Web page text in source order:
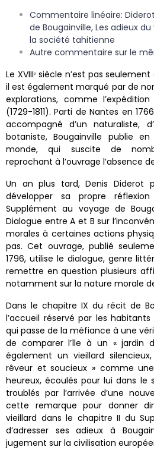
Commentaire linéaire:
de Bougainville, Les adieux
la société tahitienne
Autre commentaire sur le
Le XVIIIᵉ siècle n’est pas
il est également marqué par de
explorations, comme
(1729-1811). Parti de Nantes en
accompagné d’un naturaliste,
botaniste, Bougainville publie
monde, qui suscite de
reprochant à l’ouvrage l’absence
Un an plus tard, Denis
développer sa propre
Supplément au voyage de
Dialogue entre A et B sur
morales à certaines actions
pas. Cet ouvrage, publié
1796, utilise le dialogue, genre
remettre en question plusieurs
notamment sur la nature morale
Dans le chapitre IX du récit de
l’accueil réservé par les
qui passe de la méfiance à une
de comparer l’île à un « jardin
également un vieillard
rêveur et soucieux » comme
heureux, écoulés pour lui dans le
troublés par l’arrivée d’une
cette remarque pour donner
vieillard dans le chapitre II du
d’adresser ses adieux à
jugement sur la civilisation